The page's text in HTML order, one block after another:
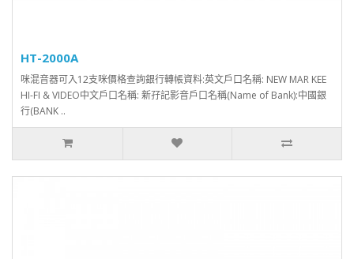
HT-2000A
咪混音器可入12支咪價格查詢銀行轉帳資料:英文戶口名稱: NEW MAR KEE
HI-FI & VIDEO中文戶口名稱: 新孖記影音戶口名稱(Name of Bank):中國銀
行(BANK ..